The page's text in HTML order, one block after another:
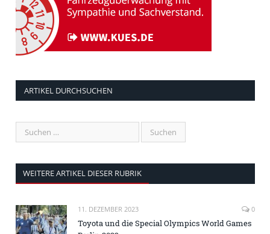
ARTIKEL DURCHSUCHEN
WEITERE ARTIKEL DIESER RUBRIK
11. DEZEMBER 2023 0
Toyota und die Special Olympics World Games